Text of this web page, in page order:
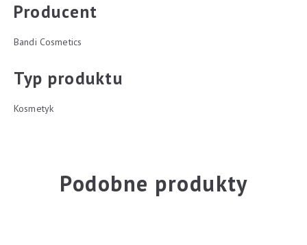
Producent
Bandi Cosmetics
Typ produktu
Kosmetyk
Podobne produkty